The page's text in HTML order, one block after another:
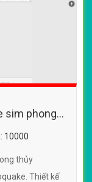
sim phong
10000
thủy
Thiết kế